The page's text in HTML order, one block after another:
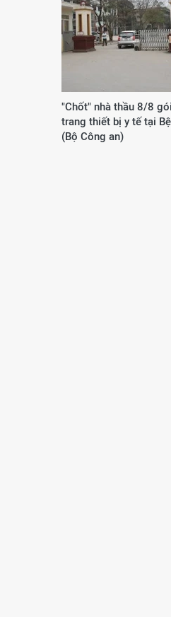
"Chốt" nhà thầu 8/8
trang thiết bị y tế tại
(Bộ Công an)